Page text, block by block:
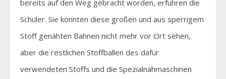
bereits auf den Weg gebracht worden, erfuhren die
Schüler. Sie konnten diese großen und aus sperrigem
Stoff genähten Bahnen nicht mehr vor Ort sehen,
aber die restlichen Stoffballen des dafür
verwendeten Stoffs und die Spezialnähmaschinen